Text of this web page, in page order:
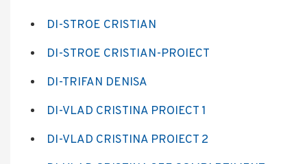
DI-STROE CRISTIAN
DI-STROE CRISTIAN-PROIECT
DI-TRIFAN DENISA
DI-VLAD CRISTINA PROIECT 1
DI-VLAD CRISTINA PROIECT 2